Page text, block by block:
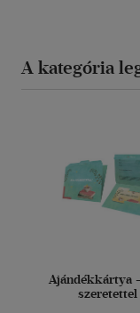
A kategória
Ajándékkártya
szeretettel